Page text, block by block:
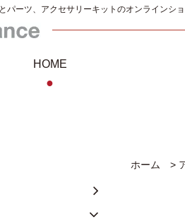
パーツ、アクセサリーキットのオンラインシ
HOME
●
ホーム >